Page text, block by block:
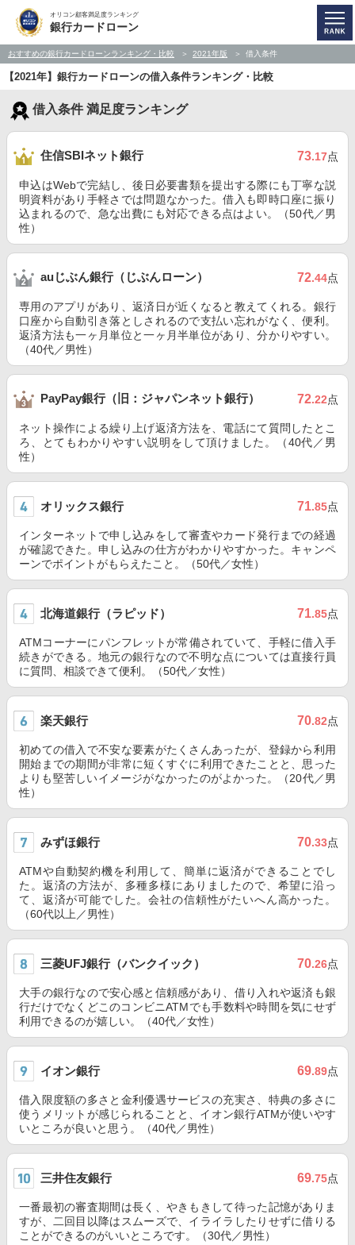
オリコン顧客満足度ランキング
銀行カードローン
おすすめの銀行カードローンランキング・比較 2021年版 借入条件
【2021年】銀行カードローンの借入条件ランキング・比較
借入条件 満足度ランキング
住信SBIネット銀行 73.17点
申込はWebで完結し、後日必要書類を提出する際にも丁寧な説
明資料があり手軽さでは問題なかった。借入も即時口座に振り
込まれるので、急な出費にも対応できる点はよい。（50代／男
性）
auじぶん銀行（じぶんローン） 72.44点
専用のアプリがあり、返済日が近くなると教えてくれる。銀行
口座から自動引き落としされるので支払い忘れがなく、便利。
返済方法も一ヶ月単位と一ヶ月半単位があり、分かりやすい。
（40代／男性）
PayPay銀行（旧：ジャパンネット銀行） 72.22点
ネット操作による繰り上げ返済方法を、電話にて質問したとこ
ろ、とてもわかりやすい説明をして頂けました。（40代／男
性）
オリックス銀行 71.85点
インターネットで申し込みをして審査やカード発行までの経過
が確認できた。申し込みの仕方がわかりやすかった。キャンペ
ーンでポイントがもらえたこと。（50代／女性）
北海道銀行（ラピッド） 71.85点
ATMコーナーにパンフレットが常備されていて、手軽に借入手
続きができる。地元の銀行なので不明な点については直接行員
に質問、相談できて便利。（50代／女性）
楽天銀行 70.82点
初めての借入で不安な要素がたくさんあったが、登録から利用
開始までの期間が非常に短くすぐに利用できたことと、思った
よりも堅苦しいイメージがなかったのがよかった。（20代／男
性）
みずほ銀行 70.33点
ATMや自動契約機を利用して、簡単に返済ができることでし
た。返済の方法が、多種多様にありましたので、希望に沿っ
て、返済が可能でした。会社の信頼性がたいへん高かった。
（60代以上／男性）
三菱UFJ銀行（バンクイック） 70.26点
大手の銀行なので安心感と信頼感があり、借り入れや返済も銀
行だけでなくどこのコンビニATMでも手数料や時間を気にせず
利用できるのが嬉しい。（40代／女性）
イオン銀行 69.89点
借入限度額の多さと金利優遇サービスの充実さ、特典の多さに
使うメリットが感じられることと、イオン銀行ATMが使いやす
いところが良いと思う。（40代／男性）
三井住友銀行 69.75点
一番最初の審査期間は長く、やきもきして待った記憶がありま
すが、二回目以降はスムーズで、イライラしたりせずに借りる
ことができるのがいいところです。（30代／男性）